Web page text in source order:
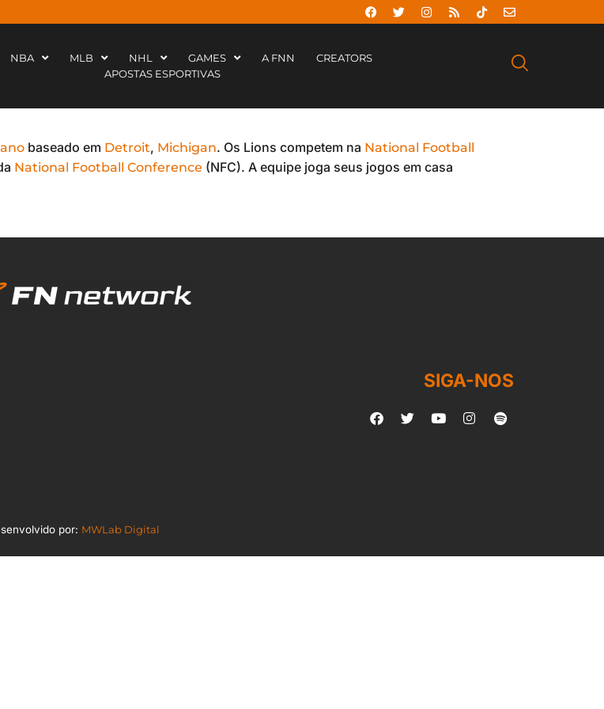
NBA MLB NHL GAMES A FNN
CREATORS
APOSTAS ESPORTIVAS
baseado em Detroit, Michigan. Os Lions competem na National Football
National Football Conference (NFC). A equipe joga seus jogos em casa
SIGA-NOS
por: MWLab Digital